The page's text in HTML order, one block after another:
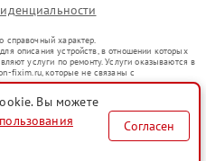
справочный характер.
описания устройств, в отношении которых
услуги по ремонту. Услуги оказываются в
fixim.ru, которые не связаны с
представителями.
в гражданский оборот в соответствии
индивидуализации услуг или введения
о предоставляемых услугах по
публичной офертой, определяемой
РФ
Вы можете
Согласен